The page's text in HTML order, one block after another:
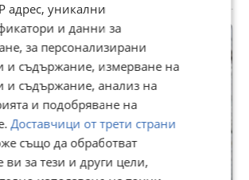
адрес, уникални
и данни за
за персонализирани
и съдържание, измерване на
и съдържание, анализ на
и подобряване на
Доставчици от трети страни
също да обработват
ви за тези и други цели,